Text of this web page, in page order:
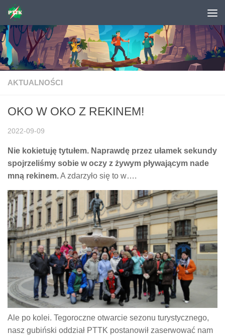
Skip to content
AKTUALNOŚCI
OKO W OKO Z REKINEM!
2022-09-09
Nie kokietuję tytułem. Naprawdę przez ułamek sekundy
spojrzeliśmy sobie w oczy z żywym pływającym nade
mną rekinem.A zdarzyło się to w….
Ale po kolei. Tegoroczne otwarcie sezonu turystycznego,
nasz gubiński oddział PTTK postanowił zaserwować nam